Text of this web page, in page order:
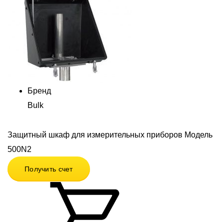
Бренд
Bulk
Защитный шкаф для измерительных приборов Модель
500N2
Получить счет